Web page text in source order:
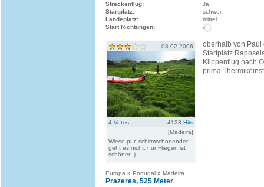
Streckenflug:
Ja
Startplatz:
schwer
Landeplatz:
mittel
Start Richtungen:
08.02.2006
4 Votes 4133 Hits
[Madeira]
Wiese pur, schirmschonender
geht es nicht, nur Fliegen ist
schöner;-)
oberhalb von Paul
Startplatz
Klippenflug nach
prima
Europa » Portugal » Madeira
Prazeres, 525 Meter